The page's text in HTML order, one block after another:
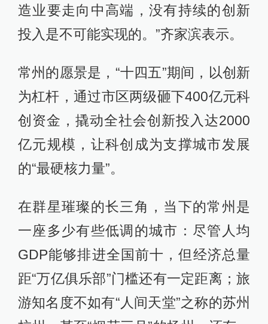
造业要走向中高端，没有持续的创新
投入是不可能实现的。”齐家滨表示。
常州的愿景是，“十四五”期间，以创新
为杠杆，通过市区两级砸下400亿元科
创资金，撬动全社会创新投入达2000
亿元规模，让科创成为支撑城市发展
的“最硬核力量”。
在群星璀璨的长三角，当下的常州是
一座多少有些低调的城市：尽管人均
GDP能够排进全国前十，但经济总量
距“万亿俱乐部”门槛还有一定距离；旅
游知名度不如有“人间天堂”之称的苏州